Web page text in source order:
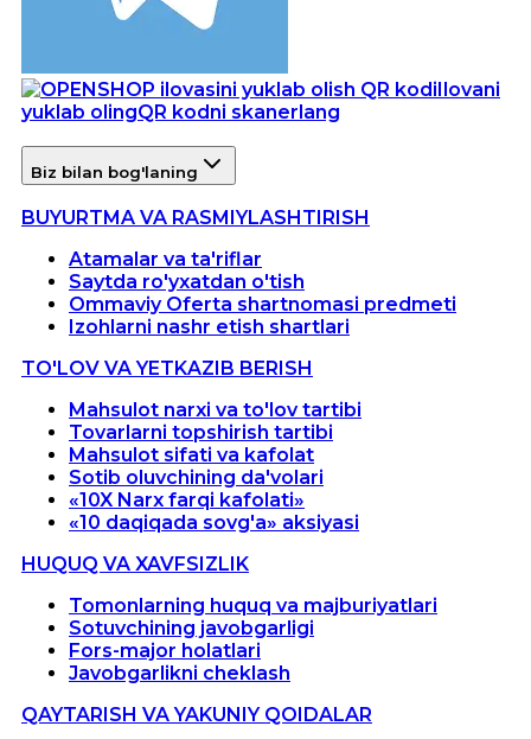
Ilovani
yuklab olingQR kodni skanerlang
Biz bilan bog'laning
BUYURTMA VA RASMIYLASHTIRISH
Atamalar va ta'riflar
Saytda ro'yxatdan o'tish
Ommaviy Oferta shartnomasi predmeti
Izohlarni nashr etish shartlari
TO'LOV VA YETKAZIB BERISH
Mahsulot narxi va to'lov tartibi
Tovarlarni topshirish tartibi
Mahsulot sifati va kafolat
Sotib oluvchining da'volari
«10X Narx farqi kafolati»
«10 daqiqada sovg'a» aksiyasi
HUQUQ VA XAVFSIZLIK
Tomonlarning huquq va majburiyatlari
Sotuvchining javobgarligi
Fors-major holatlari
Javobgarlikni cheklash
QAYTARISH VA YAKUNIY QOIDALAR